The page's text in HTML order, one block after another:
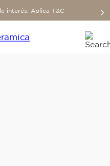
interés. Aplica T&C